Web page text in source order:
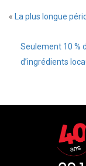
« La plus longue
Seulement 10 %
d’ingrédients